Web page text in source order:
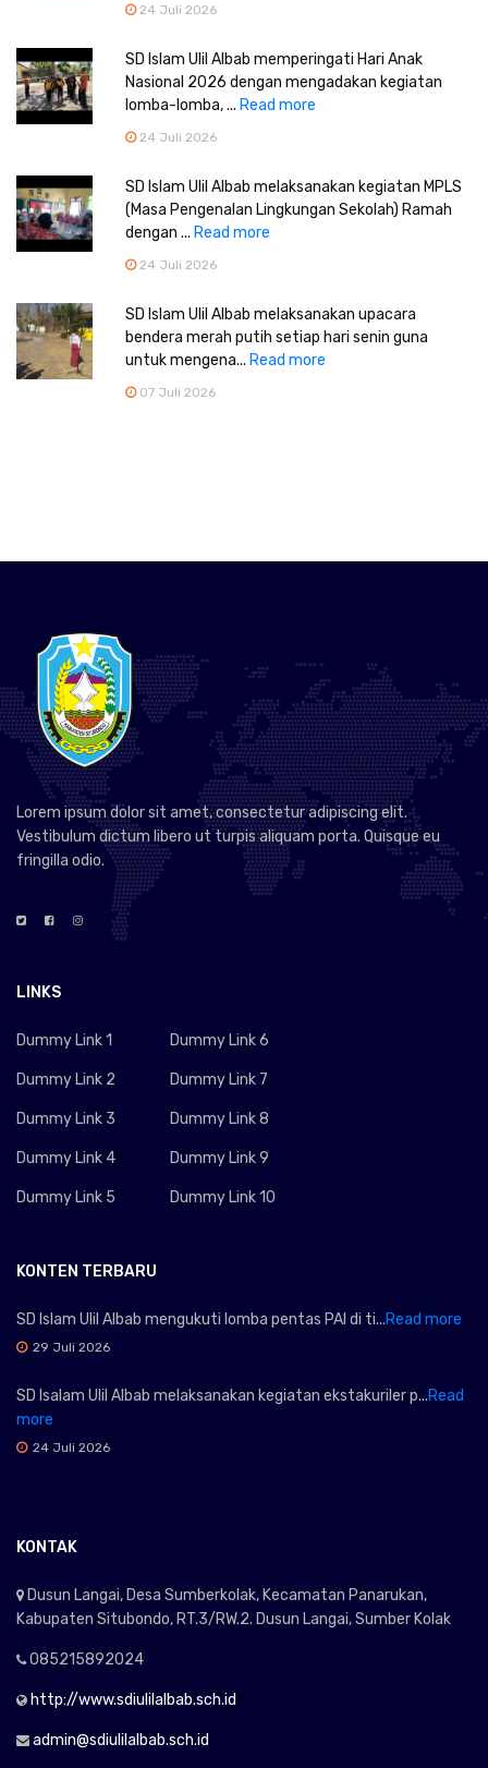
24 Juli 2026
SD Islam Ulil Albab memperingati Hari Anak
Nasional 2026 dengan mengadakan kegiatan
lomba-lomba, ... Read more
24 Juli 2026
SD Islam Ulil Albab melaksanakan kegiatan MPLS
(Masa Pengenalan Lingkungan Sekolah) Ramah
dengan ... Read more
24 Juli 2026
SD Islam Ulil Albab melaksanakan upacara
bendera merah putih setiap hari senin guna
untuk mengena... Read more
07 Juli 2026
Lorem ipsum dolor sit amet, consectetur adipiscing elit.
Vestibulum dictum libero ut turpis aliquam porta. Quisque eu
fringilla odio.
LINKS
Dummy Link 1
Dummy Link 2
Dummy Link 3
Dummy Link 4
Dummy Link 5
Dummy Link 6
Dummy Link 7
Dummy Link 8
Dummy Link 9
Dummy Link 10
KONTEN TERBARU
SD Islam Ulil Albab mengukuti lomba pentas PAI di ti...Read more
29 Juli 2026
SD Isalam Ulil Albab melaksanakan kegiatan ekstakuriler p...Read
more
24 Juli 2026
KONTAK
Dusun Langai, Desa Sumberkolak, Kecamatan Panarukan,
Kabupaten Situbondo, RT.3/RW.2. Dusun Langai, Sumber Kolak
085215892024
http://www.sdiulilalbab.sch.id
admin@sdiulilalbab.sch.id